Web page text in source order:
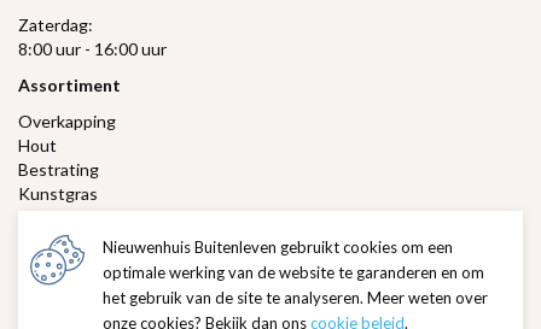
Zaterdag:
8:00 uur - 16:00 uur
Assortiment
Overkapping
Hout
Bestrating
Kunstgras
Verlichting
Hovenierswinkel
Klantenservice
Nieuwenhuis Buitenleven gebruikt cookies om een
optimale werking van de website te garanderen en om
het gebruik van de site te analyseren. Meer weten over
onze cookies? Bekijk dan onscookie beleid.